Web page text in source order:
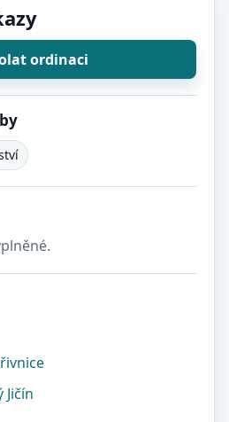
ordinaci
Jičín